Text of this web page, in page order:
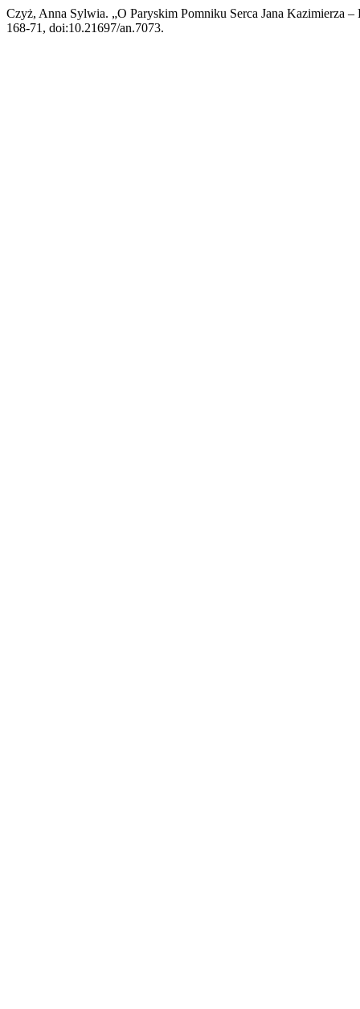
Czyż, Anna Sylwia. „O Paryskim Pomniku Serca Jana Kazimierza
168-71, doi:10.21697/an.7073.